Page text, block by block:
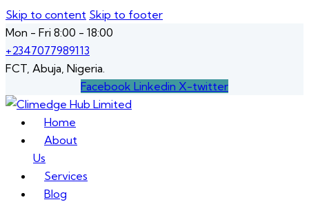
Skip to content Skip to footer
Mon - Fri 8:00 - 18:00
+2347077989113
FCT, Abuja, Nigeria.
Facebook Linkedin X-twitter
Home
About
Us
Services
Blog